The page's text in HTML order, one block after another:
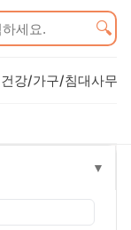
🔍
건강/가구/침대사무
▼